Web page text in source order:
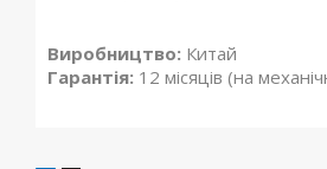
Виробництво: Китай
Гарантія: 12 місяців (на